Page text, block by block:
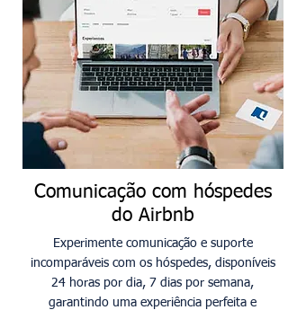
Comunicação com hóspedes
do Airbnb
Experimente comunicação e suporte
incomparáveis com os hóspedes, disponíveis
24 horas por dia, 7 dias por semana,
garantindo uma experiência perfeita e